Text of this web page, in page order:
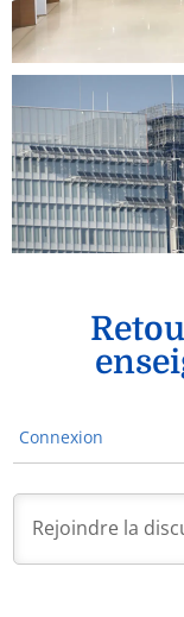
Connexion